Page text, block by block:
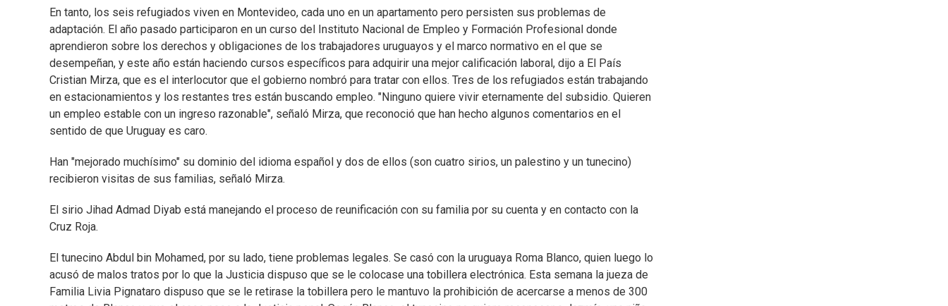
En tanto, los seis refugiados viven en Montevideo, cada uno en un apartamento pero persisten sus problemas de
adaptación. El año pasado participaron en un curso del Instituto Nacional de Empleo y Formación Profesional donde
aprendieron sobre los derechos y obligaciones de los trabajadores uruguayos y el marco normativo en el que se
desempeñan, y este año están haciendo cursos específicos para adquirir una mejor calificación laboral, dijo a El País
Cristian Mirza, que es el interlocutor que el gobierno nombró para tratar con ellos. Tres de los refugiados están trabajando
en estacionamientos y los restantes tres están buscando empleo. "Ninguno quiere vivir eternamente del subsidio. Quieren
un empleo estable con un ingreso razonable", señaló Mirza, que reconoció que han hecho algunos comentarios en el
sentido de que Uruguay es caro.
Han "mejorado muchísimo" su dominio del idioma español y dos de ellos (son cuatro sirios, un palestino y un tunecino)
recibieron visitas de sus familias, señaló Mirza.
El sirio Jihad Admad Diyab está manejando el proceso de reunificación con su familia por su cuenta y en contacto con la
Cruz Roja.
El tunecino Abdul bin Mohamed, por su lado, tiene problemas legales. Se casó con la uruguaya Roma Blanco, quien luego lo
acusó de malos tratos por lo que la Justicia dispuso que se le colocase una tobillera electrónica. Esta semana la jueza de
Familia Livia Pignataro dispuso que se le retirase la tobillera pero le mantuvo la prohibición de acercarse a menos de 300